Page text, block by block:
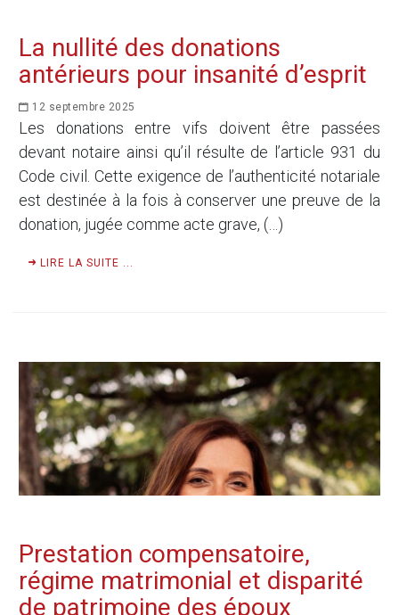
La nullité des donations
antérieurs pour insanité d’esprit
12 septembre 2025
Les donations entre vifs doivent être passées
devant notaire ainsi qu’il résulte de l’article 931 du
Code civil. Cette exigence de l’authenticité notariale
est destinée à la fois à conserver une preuve de la
donation, jugée comme acte grave, (…)
LIRE LA SUITE ...
Prestation compensatoire,
régime matrimonial et disparité
de patrimoine des époux